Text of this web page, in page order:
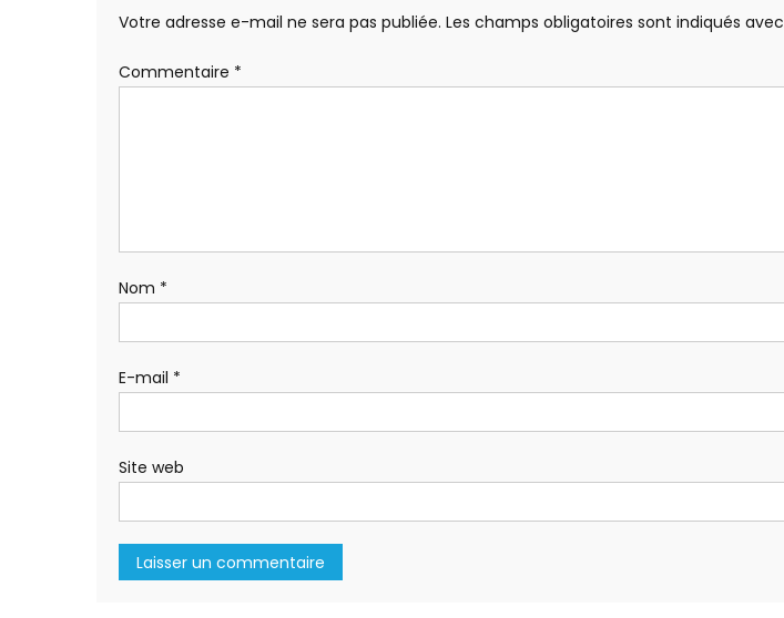
Votre adresse e-mail ne sera pas publiée. Les champs obligatoires sont indiqués avec
Commentaire *
Nom *
E-mail *
Site web